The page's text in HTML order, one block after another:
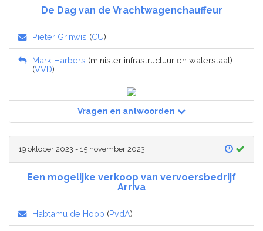
De Dag van de Vrachtwagenchauffeur
Pieter Grinwis (CU)
Mark Harbers (minister infrastructuur en waterstaat)
(VVD)
Vragen en antwoorden
19 oktober 2023 - 15 november 2023
Een mogelijke verkoop van vervoersbedrijf
Arriva
Habtamu de Hoop (PvdA)